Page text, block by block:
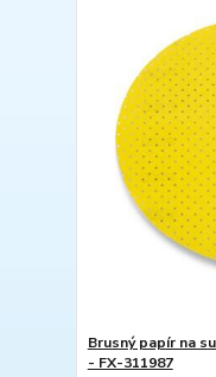
Brusný papír na
- FX-311987